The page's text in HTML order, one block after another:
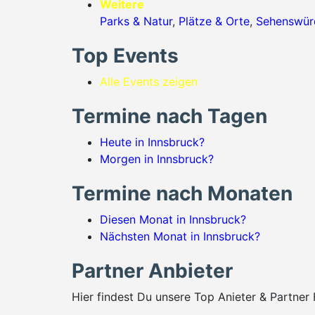
Weitere
Parks & Natur, Plätze & Orte,
Top Events
Alle Events zeigen
Termine nach Tagen
Heute in Innsbruck?
Morgen in Innsbruck?
Termine nach Monaten
Diesen Monat in Innsbruck?
Nächsten Monat in Innsbruck?
Partner Anbieter
Hier findest Du unsere Top Anieter & Partner